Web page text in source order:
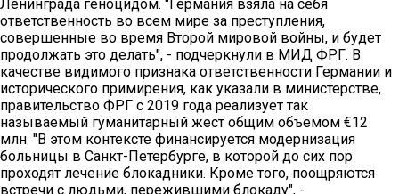
Ленинграда геноцидом. "Германия взяла на себя
ответственность во всем мире за преступления,
совершенные во время Второй мировой войны, и будет
продолжать это делать", - подчеркнули в МИД ФРГ. В
качестве видимого признака ответственности Германии и
исторического примирения, как указали в министерстве,
правительство ФРГ с 2019 года реализует так
называемый гуманитарный жест общим объемом €12
млн. "В этом контексте финансируется модернизация
больницы в Санкт-Петербурге, в которой до сих пор
проходят лечение блокадники. Кроме того, поощряются
встречи с людьми, пережившими блокаду", -